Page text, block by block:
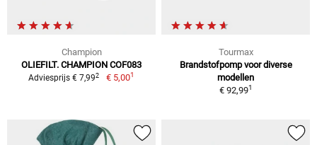
Champion
OLIEFILT. CHAMPION COF083
Adviesprijs € 7,992 € 5,001
Tourmax
Brandstofpomp voor diverse
modellen
€ 92,991